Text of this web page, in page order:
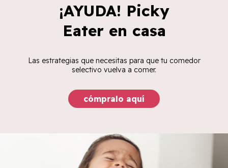
¡AYUDA! Picky
Eater en casa
Las estrategias que necesitas para que tu comedor
selectivo vuelva a comer.
cómpralo aquí